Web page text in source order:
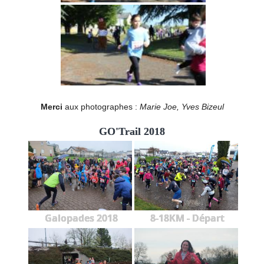
Merci aux photographes : Marie Joe, Yves Bizeul
GO'Trail 2018
Galopades 2018 8-18KM - Départ